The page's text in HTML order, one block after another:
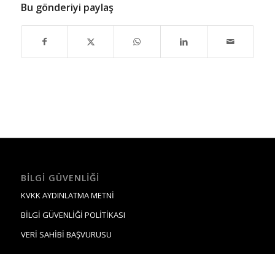
Bu gönderiyi paylaş
BILGI GÜVENLIĞI
KVKK AYDINLATMA METNİ
BİLGİ GÜVENLİĞİ POLİTİKASI
VERİ SAHİBİ BAŞVURUSU